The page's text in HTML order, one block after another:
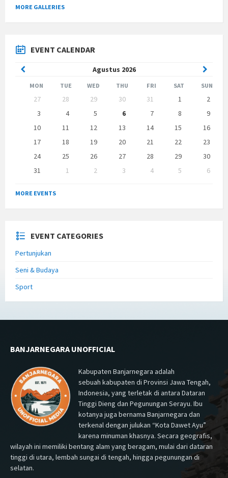
MORE GALLERIES
EVENT CALENDAR
Agustus 2026
Previous
Month
Month
MON TUE WED THU FRI SAT SUN
calendar
27 28 29 30 31 1
2
3
4 5 6 7 8
9
10
11 12 13 14 15
16
17
18 19 20 21 22
23
24
25 26 27 28 29
30
31
1 2 3 4 5
6
to
calendar
MORE EVENTS
EVENT CATEGORIES
Pertunjukan
Seni & Budaya
Sport
BANJARNEGARA UNOFFICIAL
Kabupaten Banjarnegara adalah
sebuah kabupaten di Provinsi Jawa Tengah,
Indonesia, yang terletak di antara Dataran
Tinggi Dieng dan Pegunungan Serayu. Ibu
kotanya juga bernama Banjarnegara dan
terkenal dengan julukan “Kota Dawet Ayu”
karena minuman khasnya. Secara geografis,
wilayah ini memiliki bentang alam yang beragam, mulai dari dataran
tinggi di utara, lembah sungai di tengah, hingga pegunungan di
selatan.